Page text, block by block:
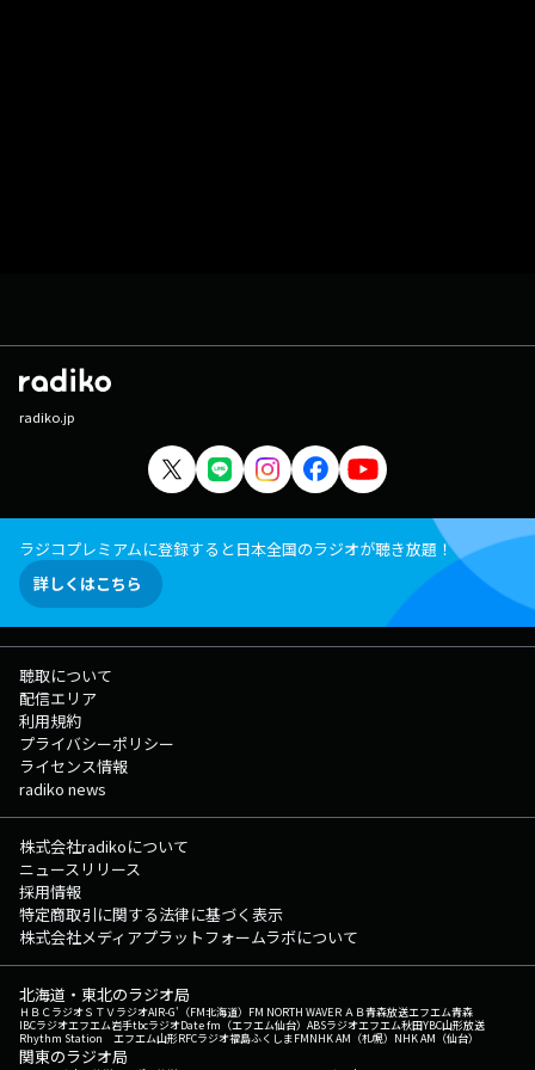
radiko.jp
ラジコプレミアムに登録すると日本全国のラジオが聴き放題！
詳しくはこちら
聴取について
配信エリア
利用規約
プライバシーポリシー
ライセンス情報
radiko news
株式会社radikoについて
ニュースリリース
採用情報
特定商取引に関する法律に基づく表示
株式会社メディアプラットフォームラボについて
北海道・東北のラジオ局
ＨＢＣラジオＳＴＶラジオAIR-G'（FM北海道） FM NORTH WAVEＲＡＢ青森放送エフエム青森
IBCラジオエフエム岩手tbcラジオDate fm（エフエム仙台） ABSラジオエフエム秋田YBC山形放送
Rhythm Station エフエム山形RFCラジオ福島ふくしまFMNHK AM（札幌） NHK AM（仙台）
関東のラジオ局